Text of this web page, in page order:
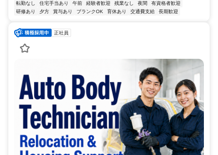
転勤なし
住宅手当あり 午前 経験者歓迎 残業なし 夜間
有資格者歓迎
研修あり
夕方 賞与あり ブランクOK 育休あり 交通費支給 長期歓迎
正社員